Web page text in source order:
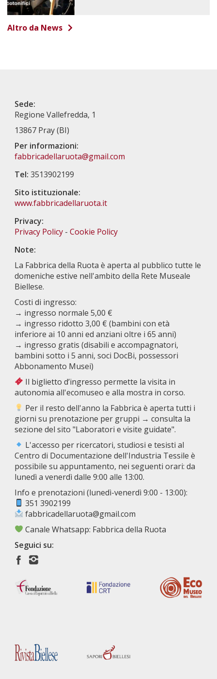
Altro da News
Sede:
Regione Vallefredda, 1
13867 Pray (BI)
Per informazioni:
fabbricadellaruota@gmail.com
Tel: 3513902199
Sito istituzionale:
www.fabbricadellaruota.it
Privacy:
Privacy Policy - Cookie Policy
Note:
La Fabbrica della Ruota è aperta al pubblico tutte le
domeniche estive nell'ambito della Rete Museale
Biellese.
Costi di ingresso:
→ ingresso normale 5,00 €
→ ingresso ridotto 3,00 € (bambini con età
inferiore ai 10 anni ed anziani oltre i 65 anni)
→ ingresso gratis (disabili e accompagnatori,
bambini sotto i 5 anni, soci DocBi, possessori
Abbonamento Musei)
Il biglietto d’ingresso permette la visita in
autonomia all'ecomuseo e alla mostra in corso.
Per il resto dell'anno la Fabbrica è aperta tutti i
giorni su prenotazione per gruppi → consulta la
sezione del sito "Laboratori e visite guidate".
L'accesso per ricercatori, studiosi e tesisti al
Centro di Documentazione dell'Industria Tessile è
possibile su appuntamento, nei seguenti orari: da
lunedì a venerdì dalle 9:00 alle 13:00.
Info e prenotazioni (lunedì-venerdì 9:00 - 13:00):
351 3902199
fabbricadellaruota@gmail.com
Canale Whatsapp: Fabbrica della Ruota
Seguici su: